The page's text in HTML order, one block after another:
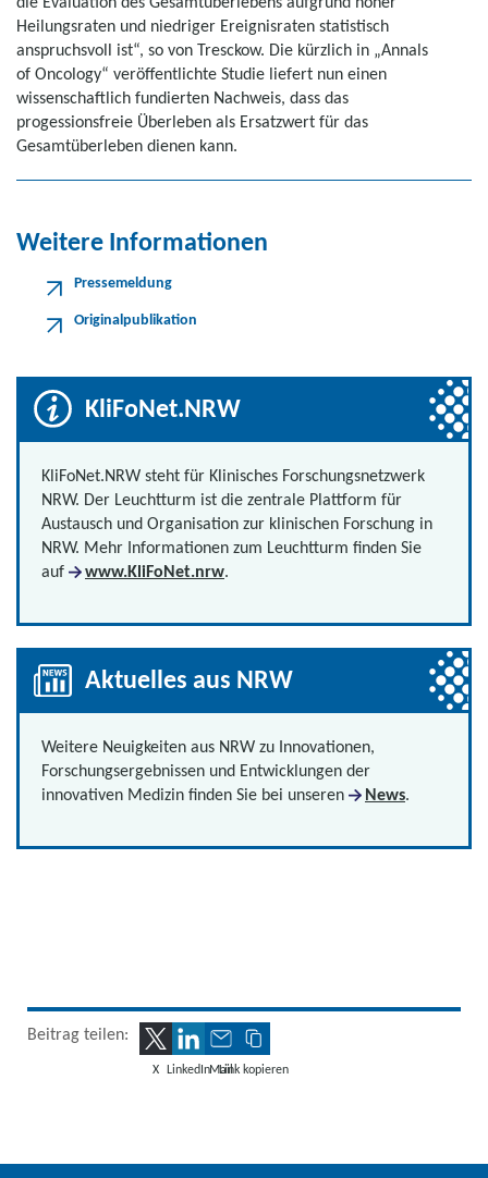
Heilungsraten und niedriger Ereignisraten statistisch
anspruchsvoll ist“, so von Tresckow. Die kürzlich in „Annals
of Oncology“ veröffentlichte Studie liefert nun einen
wissenschaftlich fundierten Nachweis, dass das
progessionsfreie Überleben als Ersatzwert für das
Gesamtüberleben dienen kann.
Weitere Informationen
Pressemeldung
Originalpublikation
KliFoNet.NRW
KliFoNet.NRW steht für Klinisches Forschungsnetzwerk
NRW. Der Leuchtturm ist die zentrale Plattform für
Austausch und Organisation zur klinischen Forschung in
NRW. Mehr Informationen zum Leuchtturm finden Sie
auf
www.KliFoNet.nrw.
Aktuelles aus NRW
Weitere Neuigkeiten aus NRW zu Innovationen,
Forschungsergebnissen und Entwicklungen der
innovativen Medizin finden Sie bei unseren
News.
Beitrag teilen:
X LinkedInMailLink kopieren